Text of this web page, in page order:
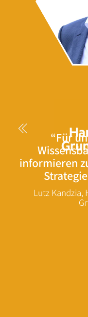
“Für
informieren
Lutz Kandzia,